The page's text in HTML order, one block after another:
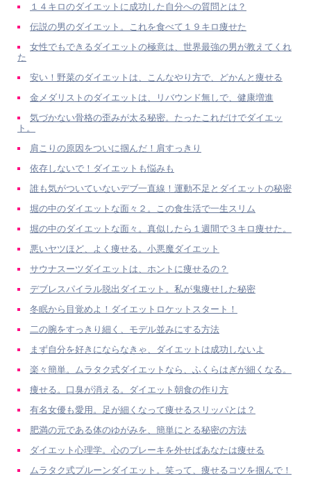
１４キロのダイエットに成功した自分への質問とは？
伝説の男のダイエット。これを食べて１９キロ痩せた
女性でもできるダイエットの極意は、世界最強の男が教えてくれ
た
安い！野菜のダイエットは、こんなやり方で、どかんと痩せる
金メダリストのダイエットは、リバウンド無しで、健康増進
気づかない骨格の歪みが太る秘密。たったこれだけでダイエッ
ト。
肩こりの原因をついに掴んだ！肩すっきり
依存しないで！ダイエットも悩みも
誰も気がついていないデブ一直線！運動不足とダイエットの秘密
堀の中のダイエットな面々２。この食生活で一生スリム
堀の中のダイエットな面々。真似したら１週間で３キロ痩せた。
悪いヤツほど、よく痩せる。小悪魔ダイエット
サウナスーツダイエットは、ホントに痩せるの？
デブレスパイラル脱出ダイエット。私が鬼痩せした秘密
冬眠から目覚めよ！ダイエットロケットスタート！
二の腕をすっきり細く、モデル並みにする方法
まず自分を好きにならなきゃ、ダイエットは成功しないよ
楽々簡単。ムラタク式ダイエットなら、ふくらはぎが細くなる。
痩せる。口臭が消える。ダイエット朝食の作り方
有名女優も愛用。足が細くなって痩せるスリッパとは？
肥満の元である体のゆがみを、簡単にとる秘密の方法
ダイエット心理学。心のブレーキを外せばあなたは痩せる
ムラタク式プルーンダイエット。笑って、痩せるコツを掴んで！